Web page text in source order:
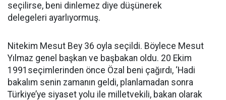
seçilirse, beni dinlemez diye düşünerek
delegeleri ayarlıyormuş.
Nitekim Mesut Bey 36 oyla seçildi. Böylece Mesut
Yılmaz genel başkan ve başbakan oldu. 20 Ekim
1991seçimlerinden önce Özal beni çağırdı, ‘Hadi
bakalım senin zamanın geldi, planlamadan sonra
Türkiye’ye siyaset yolu ile milletvekili, bakan olarak